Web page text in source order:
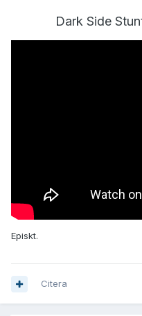
Dark Side
Episkt.
Citera